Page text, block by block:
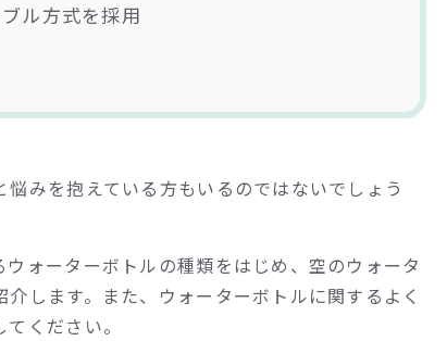
ル方式を採用
みを抱えている方もいるのではないでしょう
ォーターボトルの種類をはじめ、空のウォータ
します。また、ウォーターボトルに関するよく
ください。